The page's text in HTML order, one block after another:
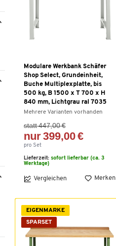
Modulare Werkbank Schäfer
Shop Select, Grundeinheit,
Buche Multiplexplatte, bis
500 kg, B 1500 x T 700 x H
840 mm, Lichtgrau ral 7035
Mehrere Varianten vorhanden
statt 447,00 €
nur 399,00 €
pro Set
Lieferzeit: sofort lieferbar (ca. 3
Werktage)
Vergleichen Merken
EIGENMARKE
SPARSET